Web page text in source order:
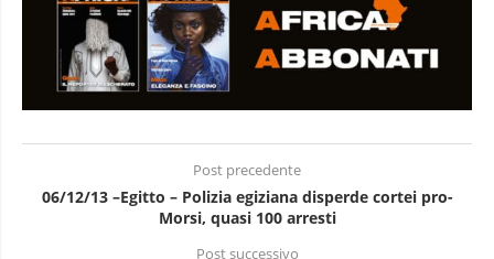
Post precedente
06/12/13 –Egitto – Polizia egiziana disperde cortei pro-
Morsi, quasi 100 arresti
Post successivo